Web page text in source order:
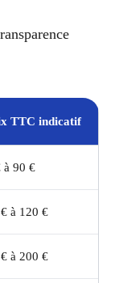
TTC indicatif
à 90 €
à 120 €
à 200 €